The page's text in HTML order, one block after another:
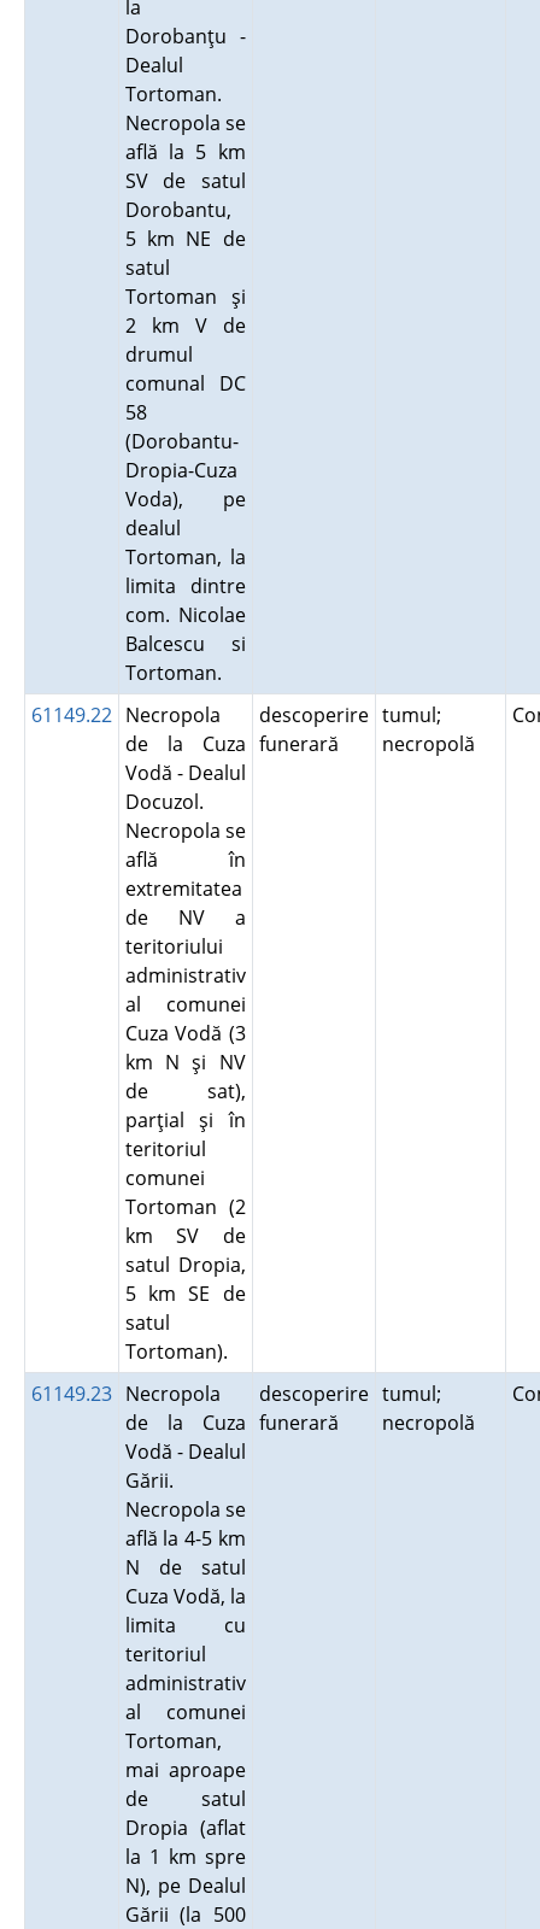
la
Dorobanţu -
Dealul
Tortoman.
Necropola se
află la 5 km
SV de satul
Dorobantu,
5 km NE de
satul
Tortoman şi
2 km V de
drumul
comunal DC
58
(Dorobantu-
Dropia-Cuza
Voda), pe
dealul
Tortoman, la
limita dintre
com. Nicolae
Balcescu si
Tortoman.
61149.22 Necropola
de la Cuza
Vodă - Dealul
Docuzol.
Necropola se
află în
extremitatea
de NV a
teritoriului
administrativ
al comunei
Cuza Vodă (3
km N şi NV
de sat),
parţial şi în
teritoriul
comunei
Tortoman (2
km SV de
satul Dropia,
5 km SE de
satul
Tortoman).
descoperire
funerară
tumul;
necropolă
61149.23 Necropola
de la Cuza
Vodă - Dealul
Gării.
Necropola se
află la 4-5 km
N de satul
Cuza Vodă, la
limita cu
teritoriul
administrativ
al comunei
Tortoman,
mai aproape
de satul
Dropia (aflat
la 1 km spre
N), pe Dealul
Gării (la 500
descoperire
funerară
tumul;
necropolă